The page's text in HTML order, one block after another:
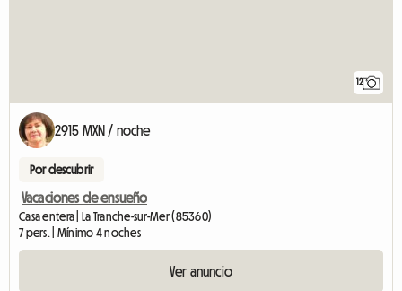
12
2915 MXN / noche
Por descubrir
Vacaciones de ensueño
Casa entera | La Tranche-sur-Mer (85360)
7 pers. | Mínimo 4 noches
Ver anuncio